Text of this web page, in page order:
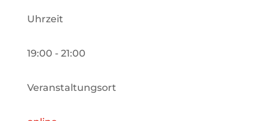
Uhrzeit
19:00 - 21:00
Veranstaltungsort